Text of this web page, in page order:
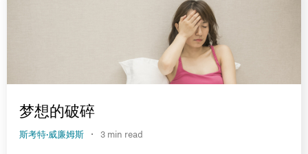
梦想的破碎
斯考特·威廉姆斯 · 3 min read